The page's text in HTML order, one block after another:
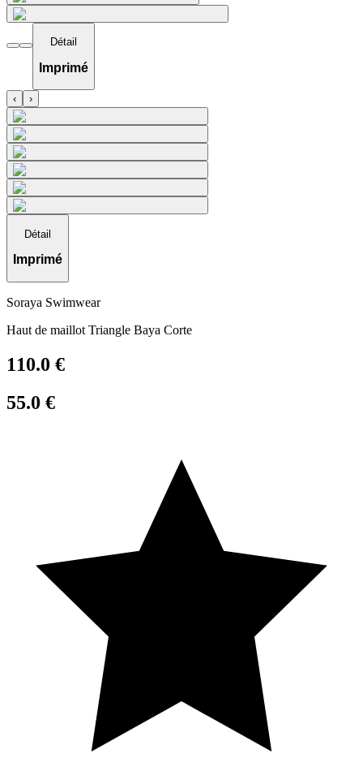
Détail
Imprimé
‹ ›
Détail
Imprimé
Soraya Swimwear
Haut de maillot Triangle Baya Corte
110.0 €
55.0 €